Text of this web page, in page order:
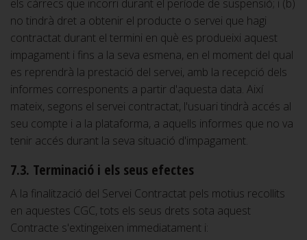
els càrrecs que incorri durant el període de suspensió; i (b)
no tindrà dret a obtenir el producte o servei que hagi
contractat durant el termini en què es produeixi aquest
impagament i fins a la seva esmena, en el moment del qual
es reprendrà la prestació del servei, amb la recepció dels
informes corresponents a partir d'aquesta data. Així
mateix, segons el servei contractat, l'usuari tindrà accés al
seu compte i a la plataforma, a aquells informes que no va
tenir accés durant la seva situació d'impagament.
7.3. Terminació i els seus efectes
A la finalització del Servei Contractat pels motius recollits
en aquestes CGC, tots els seus drets sota aquest
Contracte s'extingeixen immediatament i: